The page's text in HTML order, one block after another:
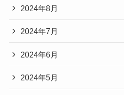
2024年8月
2024年7月
2024年6月
2024年5月